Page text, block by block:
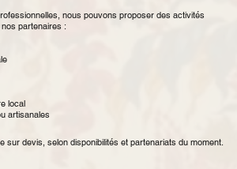
nous pouvons proposer des activités
partenaires :
local
artisanales
sur devis, selon disponibilités et partenariats du moment.